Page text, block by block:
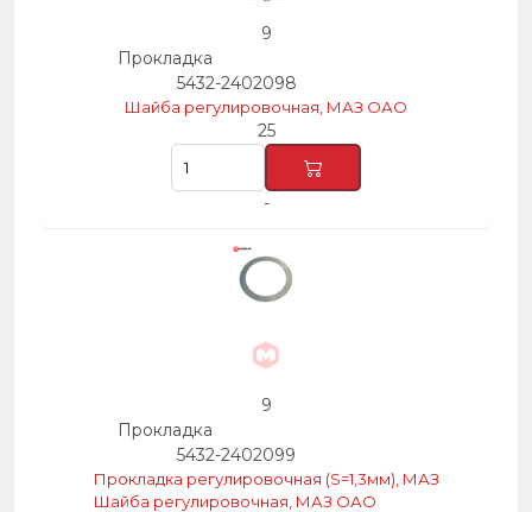
9
Прокладка
5432-2402098
Шайба регулировочная, МАЗ ОАО
25
-
9
Прокладка
5432-2402099
Прокладка регулировочная (S=1,3мм), МАЗ
Шайба регулировочная, МАЗ ОАО